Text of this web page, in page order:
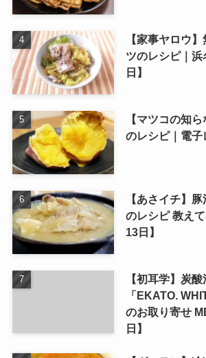
【家事ヤロウ
ツのレシピ｜
日】
【マツコの知
のレシピ｜電子
【あさイチ】
のレシピ 教え
13日】
【初耳学】炭
「EKATO.
のお取り寄せ
日】